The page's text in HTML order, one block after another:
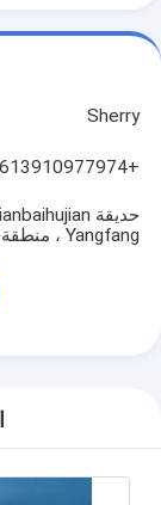
Sherry
+8613910977974
Yangfang ، منطقة Changping ، بكين ، الصين